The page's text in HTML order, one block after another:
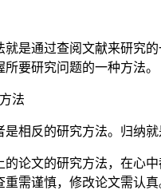
就是通过查阅文献来研究
要研究问题的一种方法。
法
是相反的研究方法。归纳
的论文的研究方法，在心
需谨慎，修改论文需认真